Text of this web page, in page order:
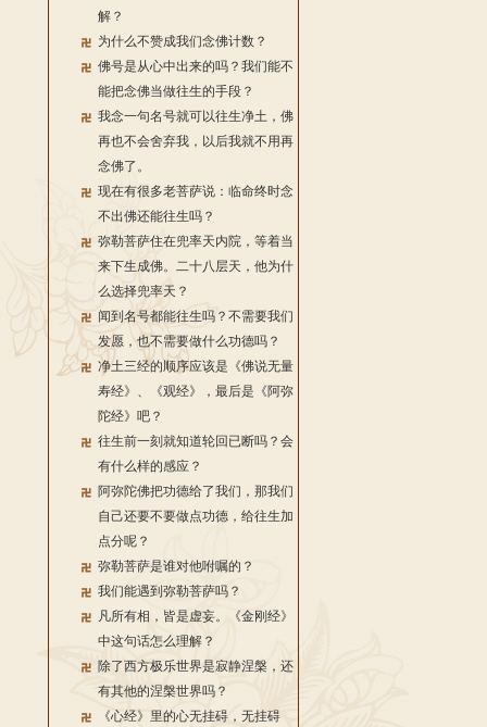
解？
为什么不赞成我们念佛计数？
佛号是从心中出来的吗？我们能不
能把念佛当做往生的手段？
我念一句名号就可以往生净土，佛
再也不会舍弃我，以后我就不用再
念佛了。
现在有很多老菩萨说：临命终时念
不出佛还能往生吗？
弥勒菩萨住在兜率天内院，等着当
来下生成佛。二十八层天，他为什
么选择兜率天？
闻到名号都能往生吗？不需要我们
发愿，也不需要做什么功德吗？
净土三经的顺序应该是《佛说无量
寿经》、《观经》，最后是《阿弥
陀经》吧？
往生前一刻就知道轮回已断吗？会
有什么样的感应？
阿弥陀佛把功德给了我们，那我们
自己还要不要做点功德，给往生加
点分呢？
弥勒菩萨是谁对他咐嘱的？
我们能遇到弥勒菩萨吗？
凡所有相，皆是虚妄。《金刚经》
中这句话怎么理解？
除了西方极乐世界是寂静涅槃，还
有其他的涅槃世界吗？
《心经》里的心无挂碍，无挂碍